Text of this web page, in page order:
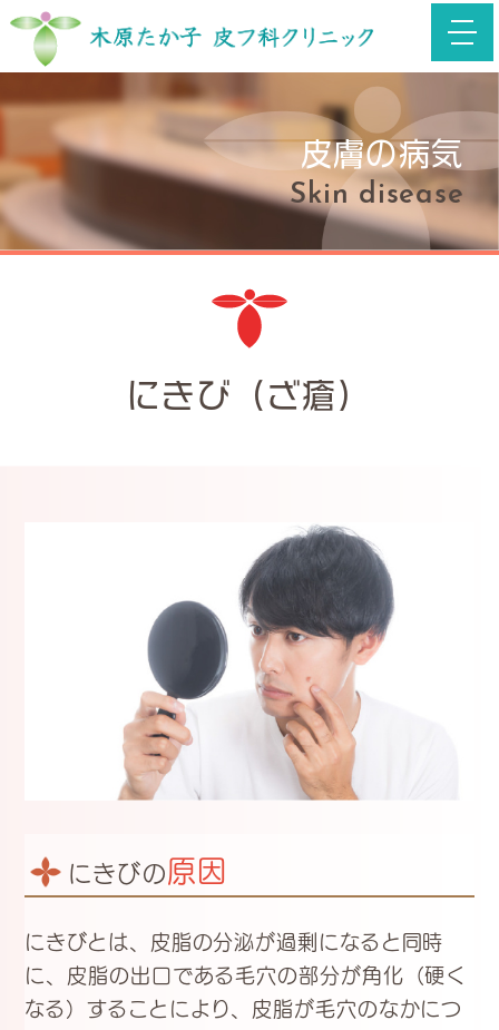
toggle
皮膚の病気
Skin disease
にきび（ざ瘡）
にきびの原因
にきびとは、皮脂の分泌が過剰になると同時
に、皮脂の出口である毛穴の部分が角化（硬く
なる）することにより、皮脂が毛穴のなかにつ